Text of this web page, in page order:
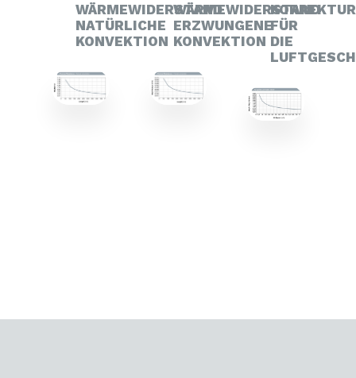
WÄRMEWIDERSTAND
NATÜRLICHE
KONVEKTION
WÄRMEWIDERSTAND
ERZWUNGENE
KONVEKTION
FÜR
DIE